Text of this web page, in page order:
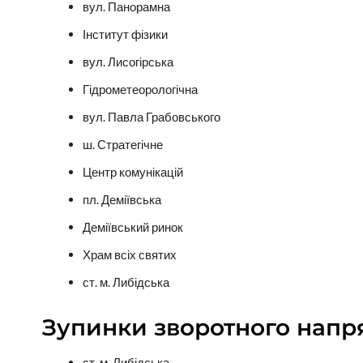
вул. Панорамна
Інститут фізики
вул. Лисогірська
Гідрометеорологічна
вул. Павла Грабовського
ш. Стратегічне
Центр комунікацій
пл. Деміївська
Деміївський ринок
Храм всіх святих
ст. м. Либідська
Зупинки зворотного